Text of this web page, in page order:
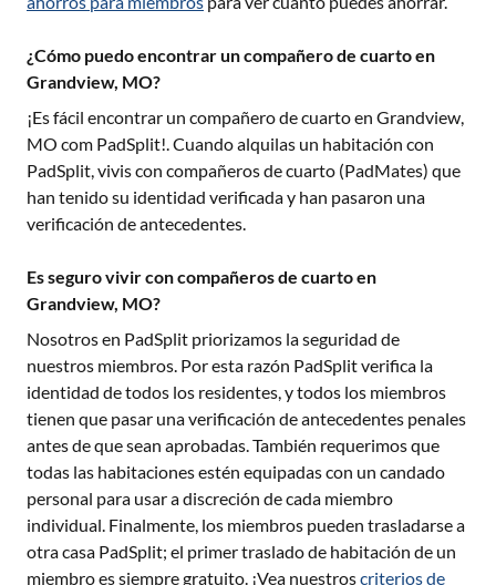
¿Cómo puedo encontrar un compañero de cuarto en
Grandview, MO?
¡Es fácil encontrar un compañero de cuarto en Grandview,
MO com PadSplit!. Cuando alquilas un habitación con
PadSplit, vivis con compañeros de cuarto (PadMates) que
han tenido su identidad verificada y han pasaron una
verificación de antecedentes.
Es seguro vivir con compañeros de cuarto en
Grandview, MO?
Nosotros en PadSplit priorizamos la seguridad de
nuestros miembros. Por esta razón PadSplit verifica la
identidad de todos los residentes, y todos los miembros
tienen que pasar una verificación de antecedentes penales
antes de que sean aprobadas. También requerimos que
todas las habitaciones estén equipadas con un candado
personal para usar a discreción de cada miembro
individual. Finalmente, los miembros pueden trasladarse a
otra casa PadSplit; el primer traslado de habitación de un
miembro es siempre gratuito. ¡Vea nuestroscriterios de